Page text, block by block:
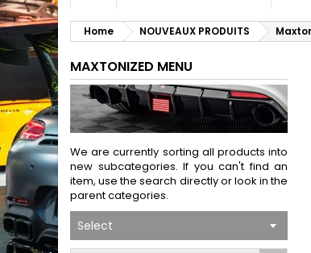
Home NOUVEAUX PRODUITS
MAXTONIZED MENU
We are currently sorting all products into
new subcategories. If you can't find an
item, use the search directly or look in the
parent categories.
Select